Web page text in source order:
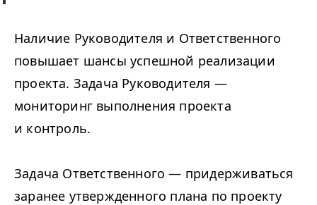
Наличие Руководителя и Ответственного
повышает шансы успешной реализации
проекта. Задача Руководителя —
мониторинг выполнения проекта
и контроль.
Задача Ответственного — придерживаться
заранее утвержденного плана по проекту